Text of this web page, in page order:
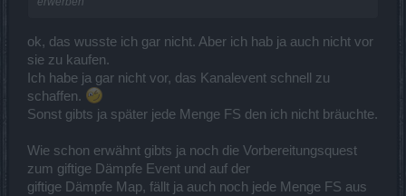
ok, das wusste ich gar nicht. Aber ich hab ja auch nicht vor
sie zu kaufen.
Ich habe ja gar nicht vor, das Kanalevent schnell zu
schaffen.
Sonst gibts ja später jede Menge FS den ich nicht bräuchte.
Wie schon erwähnt gibts ja noch die Vorbereitungsquest
zum giftige Dämpfe Event und auf der
giftige Dämpfe Map, fällt ja auch noch jede Menge FS aus